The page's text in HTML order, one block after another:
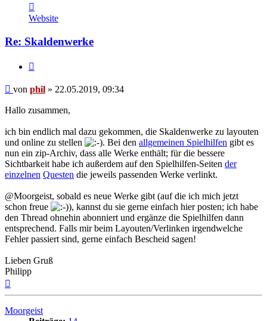
von
phil
Website
Re: Skaldenwerke
Beitrag
von phil » 22.05.2019, 09:34
Hallo zusammen,
ich bin endlich mal dazu gekommen, die Skaldenwerke zu layouten
und online zu stellen
. Bei den allgemeinen Spielhilfen gibt es
nun ein zip-Archiv, dass alle Werke enthält; für die bessere
Sichtbarkeit habe ich außerdem auf den Spielhilfen-Seiten der
einzelnen Questen die jeweils passenden Werke verlinkt.
@Moorgeist, sobald es neue Werke gibt (auf die ich mich jetzt
schon freue
), kannst du sie gerne einfach hier posten; ich habe
den Thread ohnehin abonniert und ergänze die Spielhilfen dann
entsprechend. Falls mir beim Layouten/Verlinken irgendwelche
Fehler passiert sind, gerne einfach Bescheid sagen!
Lieben Gruß
Philipp
Moorgeist